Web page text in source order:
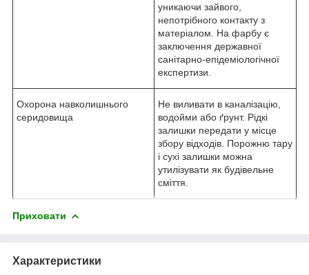
уникаючи зайвого,
непотрібного контакту з
матеріалом. На фарбу є
заключення державної
санітарно-епідеміологічної
експертизи.
Охорона навколишнього
серидовища
Не виливати в каналізацію,
водойми або ґрунт. Рідкі
залишки передати у місце
збору відходів. Порожню тару
і сухі залишки можна
утилізувати як будівельне
сміття.
Приховати
Характеристики